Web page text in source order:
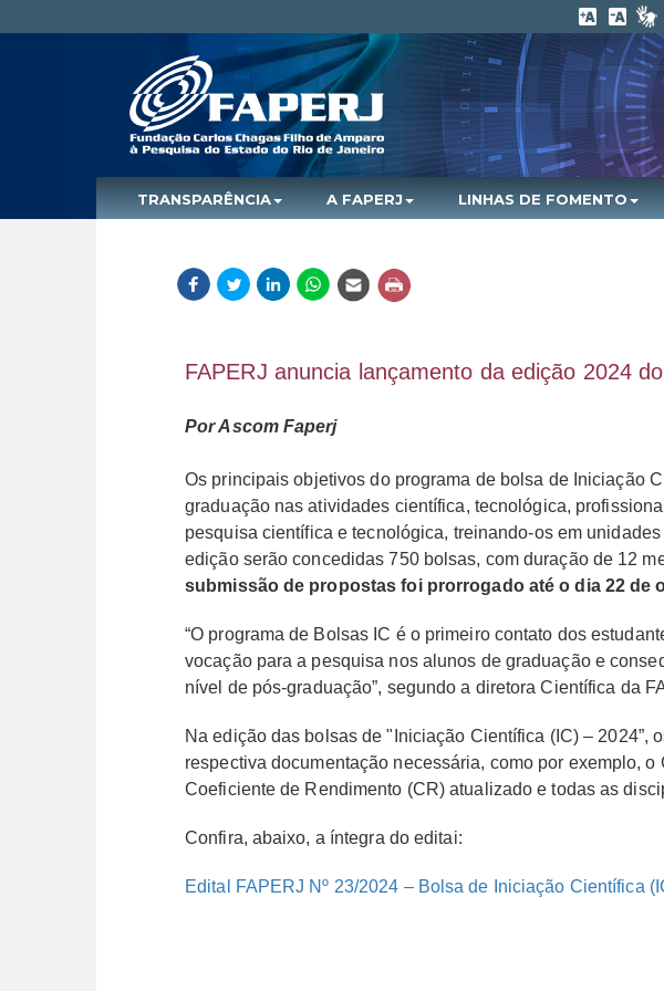
TRANSPARÊNCIA A FAPERJ LINHAS DE FOMENTO
FAPERJ anuncia lançamento da edição 2024
Por Ascom Faperj
Os principais objetivos do programa de bolsa de Iniciação
graduação nas atividades científica, tecnológica,
pesquisa científica e tecnológica, treinando-os em
edição serão concedidas 750 bolsas, com duração de 12
submissão de propostas foi prorrogado até o dia 22 de
“O programa de Bolsas IC é o primeiro contato dos
vocação para a pesquisa nos alunos de graduação e
nível de pós-graduação”, segundo a diretora Científica da
Na edição das bolsas de "Iniciação Científica (IC) –
respectiva documentação necessária, como por exemplo,
Coeficiente de Rendimento (CR) atualizado e todas as
Confira, abaixo, a íntegra do editai:
Edital FAPERJ Nº 23/2024 – Bolsa de Iniciação Científica